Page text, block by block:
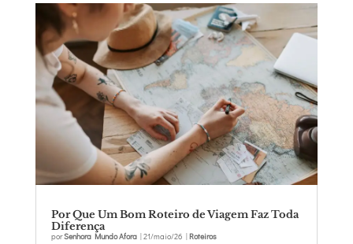
Por Que Um Bom Roteiro de Viagem Faz Toda
Diferença
porSenhora Mundo Afora| 21/maio/26 Roteiros